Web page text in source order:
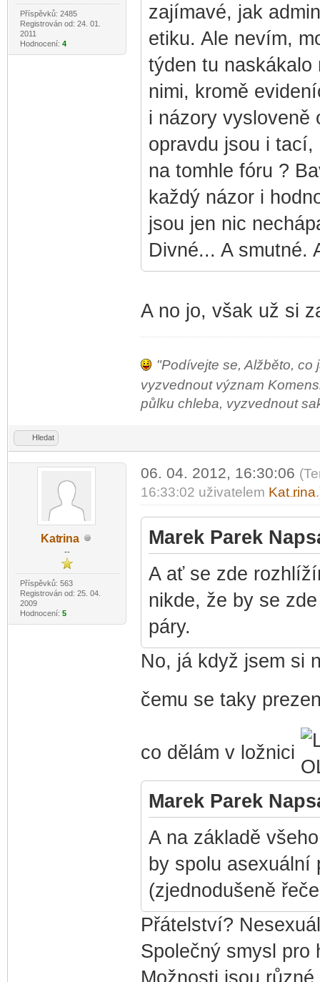
Příspěvků: 2485
Registrován od: 24. 01.
2011
Hodnocení: 4
zajímavé, jak
etiku. Ale nevím,
týden tu naskákalo
nimi, kromě
i názory vysloveně
opravdu jsou i
na tomhle fóru ?
každý názor i
jsou jen nic
Divné... A smutné.
A no jo, však už si
"Podívejte se, Alžběto, co
vyzvednout význam
půlku chleba, vyzvednout
Hledat
Katrina
--
Příspěvků: 563
Registrován od: 25. 04.
2009
Hodnocení: 5
06. 04. 2012, 16:30:06
16:33:02 uživatelem Kat rina
Marek Parek
A ať se zde
nikde, že by se
páry.
No, já když jsem si
čemu se taky
co dělám v ložnici
Marek Parek
A na základě
by spolu asexuální
(zjednodušeně
Přátelství?
Společný smysl pro
Možnosti jsou